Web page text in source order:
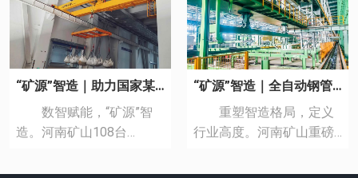
“矿源”智造｜助力国家某仓储中心智能化升级
数智赋能，“矿源”智
造。河南矿山108台
用于盐城港某智能仓储车
“矿源”智造｜全自动钢管移送起重机
重塑智造格局，定义
行业高度。河南矿山重磅
机，以创新设计、工艺革